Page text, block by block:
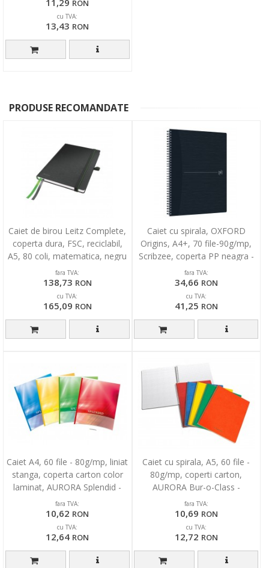
11,29 RON
cu TVA:
13,43 RON
PRODUSE RECOMANDATE
Caiet de birou Leitz Complete,
coperta dura, FSC, reciclabil,
A5, 80 coli, matematica, negru
fara TVA:
138,73 RON
cu TVA:
165,09 RON
Caiet cu spirala, OXFORD
Origins, A4+, 70 file-90g/mp,
Scribzee, coperta PP neagra -
dictando
fara TVA:
34,66 RON
cu TVA:
41,25 RON
Caiet A4, 60 file - 80g/mp, liniat
stanga, coperta carton color
laminat, AURORA Splendid -
dictando
fara TVA:
10,62 RON
cu TVA:
12,64 RON
Caiet cu spirala, A5, 60 file -
80g/mp, coperti carton,
AURORA Bur-o-Class -
matematica
fara TVA:
10,69 RON
cu TVA:
12,72 RON